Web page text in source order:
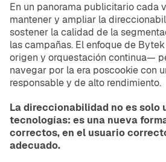
En un panorama publicitario cada
mantener y ampliar la
sostener la calidad de la
las campañas. El enfoque de
origen y orquestación continua—
navegar por la era poscookie con
responsable y de alto rendimiento.
La direccionabilidad no es solo
tecnologías: es una nueva
correctos, en el usuario
adecuado.